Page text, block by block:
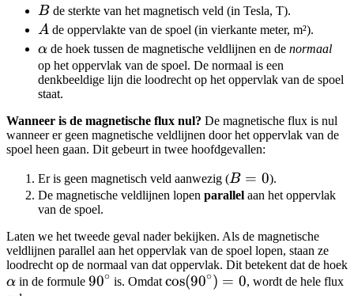
\cdot
\alpha
B
Bde sterkte van het magnetisch veld (in Tesla, T).
A
A de oppervlakte van de spoel (in vierkante meter, m²).
\alpha
α de hoek tussen de magnetische veldlijnen en denormaal
op het oppervlak van de spoel. De normaal is een
denkbeeldige lijn die loodrecht op het oppervlak van de spoel
staat.
Wanneer is de magnetische flux nul? De magnetische flux is nul
wanneer er geen magnetische veldlijnen door het oppervlak van de
spoel heen gaan. Dit gebeurt in twee hoofdgevallen:
Er is geen magnetisch veld aanwezig (B=0
B = 0).
De magnetische veldlijnen lopen parallel aan het oppervlak
van de spoel.
Laten we het tweede geval nader bekijken. Als de magnetische
veldlijnen parallel aan het oppervlak van de spoel lopen, staan ze
loodrecht op de normaal van dat oppervlak. Dit betekent dat de hoek
\alpha
α in de formule90^\circ
90∘ is. Omdat\cos(90^\circ)
cos(90∘) = 0, wordt de hele flux